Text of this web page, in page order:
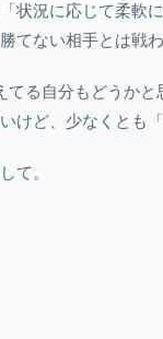
状況に応じて柔軟
てない相手とは戦
てる自分もどうか
けど、少なくとも
て。